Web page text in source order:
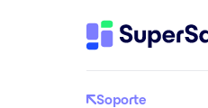
Soporte